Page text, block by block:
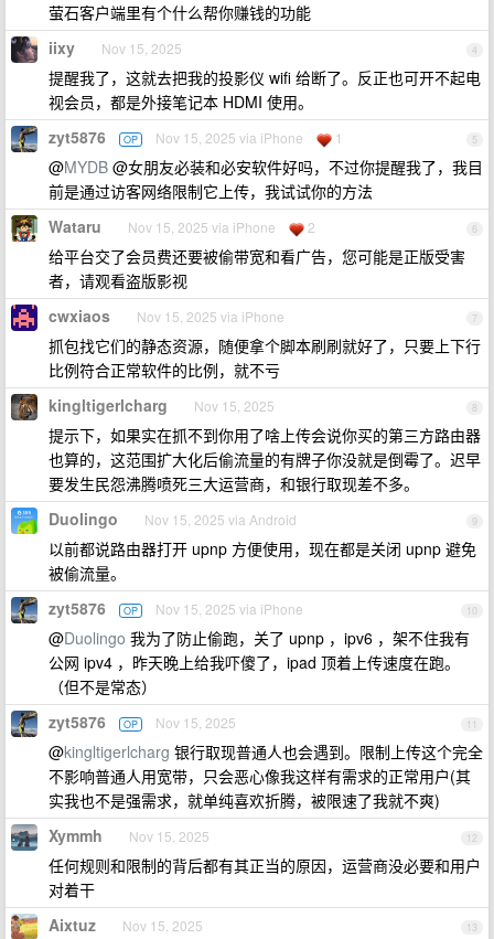
萤石客户端里有个什么帮你赚钱的功能
4
iixy Nov 15, 2025
提醒我了，这就去把我的投影仪 wifi 给断了。反正也可开不起电
视会员，都是外接笔记本 HDMI 使用。
5
zyt5876 OP Nov 15, 2025 via iPhone 1
@MYDB @女朋友必装和必安软件好吗，不过你提醒我了，我目
前是通过访客网络限制它上传，我试试你的方法
6
Wataru Nov 15, 2025 via iPhone 2
给平台交了会员费还要被偷带宽和看广告，您可能是正版受害
者，请观看盗版影视
7
cwxiaos Nov 15, 2025 via iPhone
抓包找它们的静态资源，随便拿个脚本刷刷就好了，只要上下行
比例符合正常软件的比例，就不亏
8
kingltigerlcharg Nov 15, 2025
提示下，如果实在抓不到你用了啥上传会说你买的第三方路由器
也算的，这范围扩大化后偷流量的有牌子你没就是倒霉了。迟早
要发生民怨沸腾喷死三大运营商，和银行取现差不多。
9
Duolingo Nov 15, 2025 via Android
以前都说路由器打开 upnp 方便使用，现在都是关闭 upnp 避免
被偷流量。
10
zyt5876 OP Nov 15, 2025 via iPhone
@Duolingo 我为了防止偷跑，关了 upnp ，ipv6 ，架不住我有
公网 ipv4 ，昨天晚上给我吓傻了，ipad 顶着上传速度在跑。
（但不是常态）
11
zyt5876 OP Nov 15, 2025
@kingltigerlcharg 银行取现普通人也会遇到。限制上传这个完全
不影响普通人用宽带，只会恶心像我这样有需求的正常用户(其
实我也不是强需求，就单纯喜欢折腾，被限速了我就不爽)
12
Xymmh Nov 15, 2025
任何规则和限制的背后都有其正当的原因，运营商没必要和用户
对着干
13
Aixtuz Nov 15, 2025